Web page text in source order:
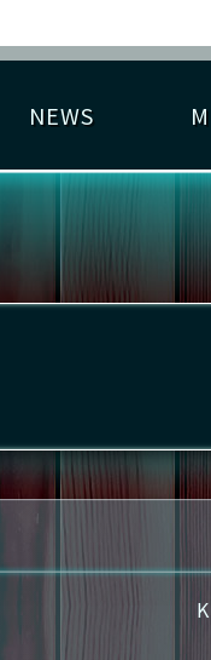
NEWS
プレー
ライバル一覧
HIT CHART